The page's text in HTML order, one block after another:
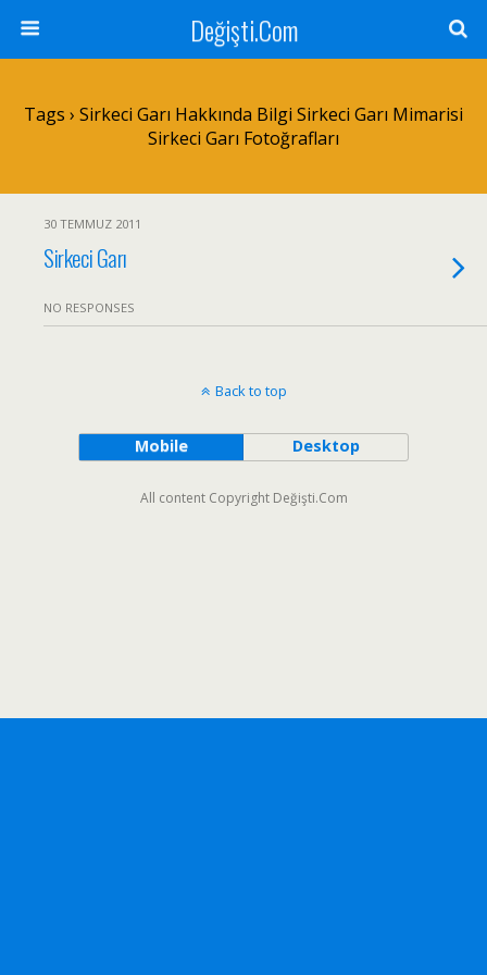
Değişti.Com
Tags › Sirkeci Garı Hakkında Bilgi Sirkeci Garı Mimarisi
Sirkeci Garı Fotoğrafları
30 TEMMUZ 2011
Sirkeci Garı
NO RESPONSES
Back to top
Mobile Desktop
All content Copyright Değişti.Com